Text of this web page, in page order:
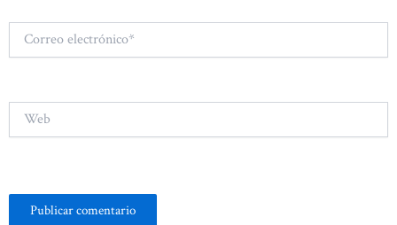
Correo
electrónico*
Web